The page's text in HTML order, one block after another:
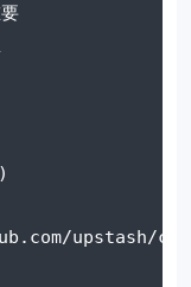
upstash/context7)